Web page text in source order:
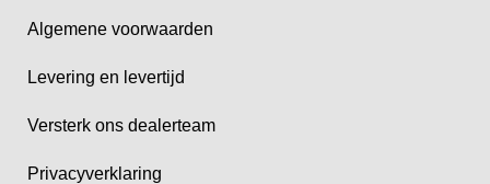
Algemene voorwaarden
Levering en levertijd
Versterk ons dealerteam
Privacyverklaring